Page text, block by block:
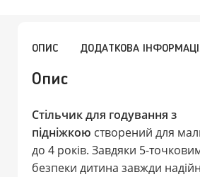
ОПИС ДОДАТКОВА
Опис
Стільчик для годування з
підніжкою створений для
до 4 років. Завдяки 5-
безпеки дитина завжди